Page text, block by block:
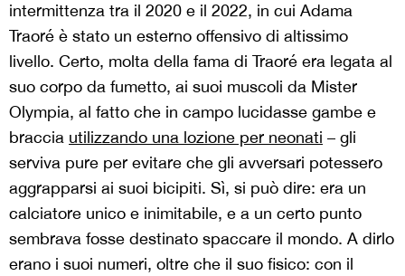
intermittenza tra il 2020 e il 2022, in cui Adama
Traoré è stato un esterno offensivo di altissimo
livello. Certo, molta della fama di Traoré era legata al
suo corpo da fumetto, ai suoi muscoli da Mister
Olympia, al fatto che in campo lucidasse gambe e
braccia utilizzando una lozione per neonati – gli
serviva pure per evitare che gli avversari potessero
aggrapparsi ai suoi bicipiti. Sì, si può dire: era un
calciatore unico e inimitabile, e a un certo punto
sembrava fosse destinato spaccare il mondo. A dirlo
erano i suoi numeri, oltre che il suo fisico: con il